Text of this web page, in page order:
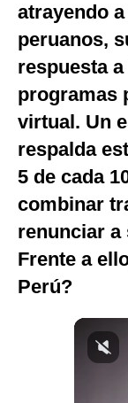
Podcast
Videos
Fotogalerías
gestion.pe
¿quiénes
Somos?
Términos
Y
atrayendo
peruanos,
respuesta
programas
virtual. Un
respalda
5 de cada
combinar
renunciar a
Frente a
Perú?